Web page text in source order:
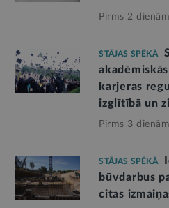
Pirms 2
STĀJAS SPĒKĀ
karjeras
izglītībā un
Pirms 3
STĀJAS SPĒKĀ
būvdarbus
citas